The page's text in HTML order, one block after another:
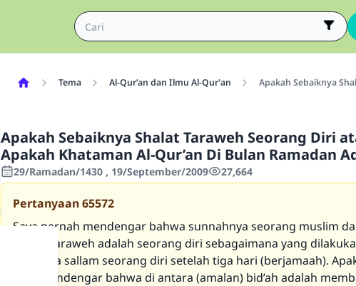
Tema Al-Qur’an dan Ilmu Al-Qur'an Apakah Sebaiknya
Apakah Sebaiknya Shalat Taraweh Seorang Diri
Apakah Khataman Al-Qur’an Di Bulan Ramadan
29/Ramadan/1430 , 19/September/2009 27,664
Pertanyaan65572
Saya pernah mendengar bahwa sunnahnya seorang muslim
shalat Taraweh adalah seorang diri sebagaimana yang
‘alaihi wa sallam seorang diri setelah tiga hari (berjamaah).
juga mendengar bahwa di antara (amalan) bid’ah adalah